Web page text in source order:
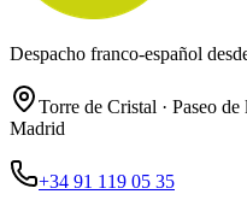
Despacho franco-español
Torre de Cristal · Paseo
Madrid
+34 91 119 05 35